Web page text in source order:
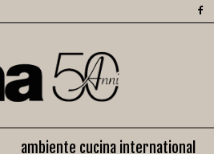
ambiente cucina international